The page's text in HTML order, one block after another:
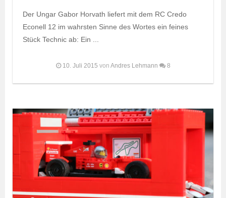
Der Ungar Gabor Horvath liefert mit dem RC Credo
Econell 12 im wahrsten Sinne des Wortes ein feines
Stück Technic ab: Ein ...
10. Juli 2015 von Andres Lehmann 8